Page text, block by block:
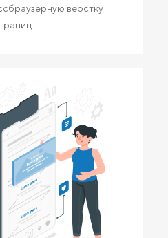
верстку